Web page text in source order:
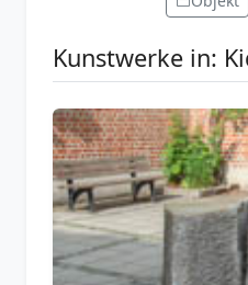
Kunstwerke in: